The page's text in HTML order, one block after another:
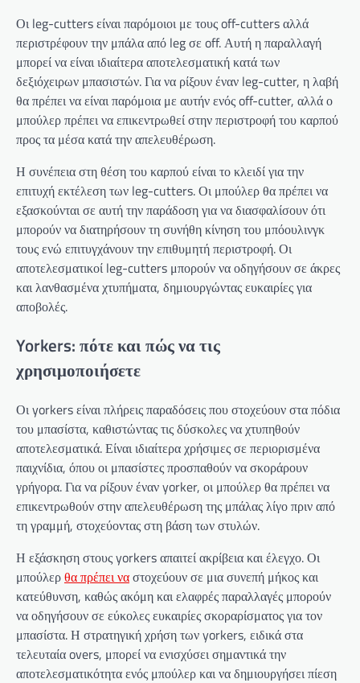
Οι leg-cutters είναι παρόμοιοι με τους off-cutters αλλά
περιστρέφουν την μπάλα από leg σε off. Αυτή η παραλλαγή
μπορεί να είναι ιδιαίτερα αποτελεσματική κατά των
δεξιόχειρων μπασιστών. Για να ρίξουν έναν leg-cutter, η λαβή
θα πρέπει να είναι παρόμοια με αυτήν ενός off-cutter, αλλά ο
μπούλερ πρέπει να επικεντρωθεί στην περιστροφή του καρπού
προς τα μέσα κατά την απελευθέρωση.
Η συνέπεια στη θέση του καρπού είναι το κλειδί για την
επιτυχή εκτέλεση των leg-cutters. Οι μπούλερ θα πρέπει να
εξασκούνται σε αυτή την παράδοση για να διασφαλίσουν ότι
μπορούν να διατηρήσουν τη συνήθη κίνηση του μπόουλινγκ
τους ενώ επιτυγχάνουν την επιθυμητή περιστροφή. Οι
αποτελεσματικοί leg-cutters μπορούν να οδηγήσουν σε άκρες
και λανθασμένα χτυπήματα, δημιουργώντας ευκαιρίες για
αποβολές.
Yorkers: πότε και πώς να τις
χρησιμοποιήσετε
Οι yorkers είναι πλήρεις παραδόσεις που στοχεύουν στα πόδια
του μπασίστα, καθιστώντας τις δύσκολες να χτυπηθούν
αποτελεσματικά. Είναι ιδιαίτερα χρήσιμες σε περιορισμένα
παιχνίδια, όπου οι μπασίστες προσπαθούν να σκοράρουν
γρήγορα. Για να ρίξουν έναν yorker, οι μπούλερ θα πρέπει να
επικεντρωθούν στην απελευθέρωση της μπάλας λίγο πριν από
τη γραμμή, στοχεύοντας στη βάση των στυλών.
Η εξάσκηση στους yorkers απαιτεί ακρίβεια και έλεγχο. Οι
μπούλερθα πρέπει ναστοχεύουν σε μια συνεπή μήκος και
κατεύθυνση, καθώς ακόμη και ελαφρές παραλλαγές μπορούν
να οδηγήσουν σε εύκολες ευκαιρίες σκοραρίσματος για τον
μπασίστα. Η στρατηγική χρήση των yorkers, ειδικά στα
τελευταία overs, μπορεί να ενισχύσει σημαντικά την
αποτελεσματικότητα ενός μπούλερ και να δημιουργήσει πίεση